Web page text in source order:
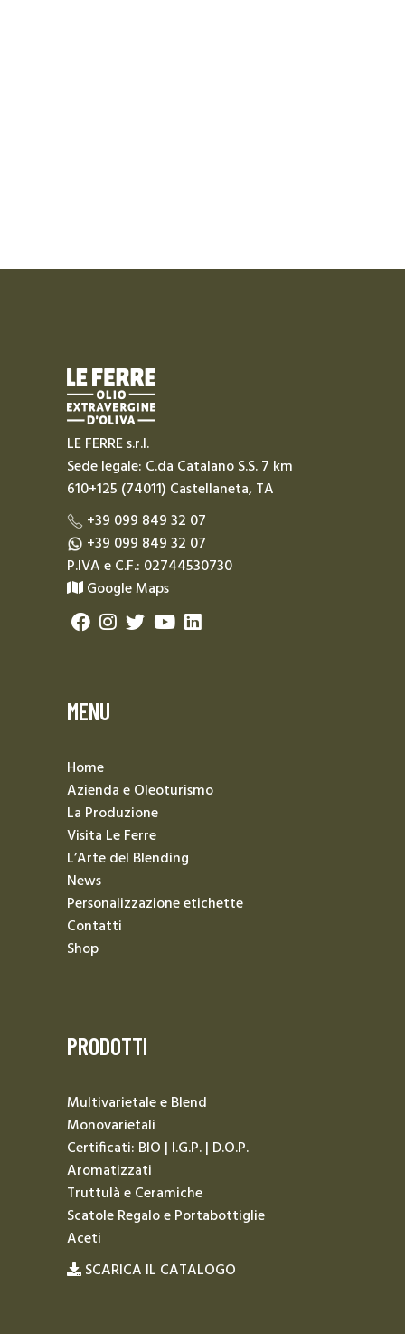
LE FERRE s.r.l.
Sede legale: C.da Catalano S.S. 7 km
610+125 (74011) Castellaneta, TA
+39 099 849 32 07
+39 099 849 32 07
P.IVA e C.F.: 02744530730
Google Maps
MENU
Home
Azienda e Oleoturismo
La Produzione
Visita Le Ferre
L’Arte del Blending
News
Personalizzazione etichette
Contatti
Shop
PRODOTTI
Multivarietale e Blend
Monovarietali
Certificati: BIO | I.G.P. | D.O.P.
Aromatizzati
Truttulà e Ceramiche
Scatole Regalo e Portabottiglie
Aceti
SCARICA IL CATALOGO